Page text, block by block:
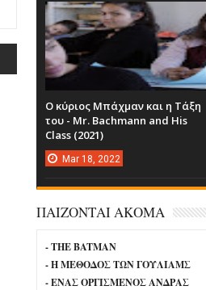
Ο κύριος Μπάχμαν και η Τάξη
του - Mr. Bachmann and His
Class (2021)
Mar 18, 2022
ΠΑΙΖΟΝΤΑΙ ΑΚΟΜΑ
- THE BATMAN
- Η ΜΕΘΟΔΟΣ ΤΩΝ ΓΟΥΛΙΑΜΣ
- ΕΝΑΣ ΟΡΓΙΣΜΕΝΟΣ ΑΝΔΡΑΣ